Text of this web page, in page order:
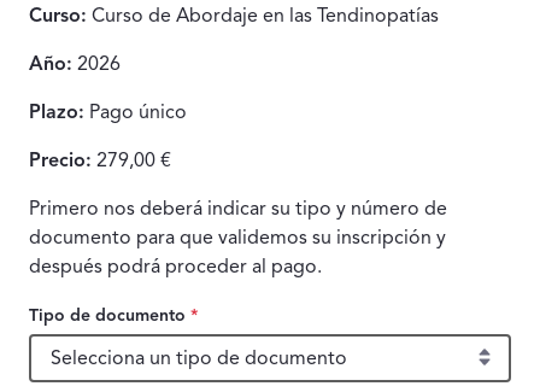
Curso: Curso de Abordaje en las Tendinopatías
Año: 2026
Plazo: Pago único
Precio: 279,00 €
Primero nos deberá indicar su tipo y número de
documento para que validemos su inscripción y
después podrá proceder al pago.
Tipo de documento *